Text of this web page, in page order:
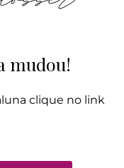
mudou!
clique no link